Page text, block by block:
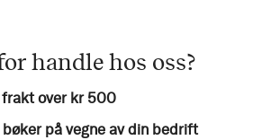
handle hos oss?
over kr 500
på vegne av din bedrift